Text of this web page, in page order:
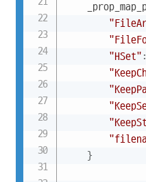
"HSet" :
}